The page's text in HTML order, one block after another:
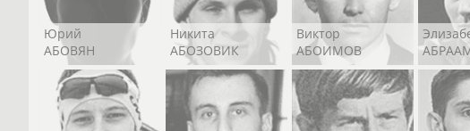
Юрий
АБОВЯН
Никита
АБОЗОВИК
Виктор
АБОИМОВ